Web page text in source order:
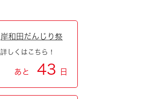
岸和田だんじり祭
詳しくはこちら！
あと 43 日